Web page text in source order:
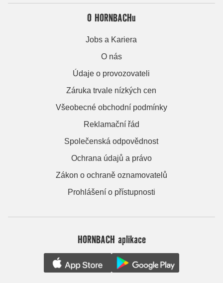
O HORNBACHu
Jobs a Kariera
O nás
Údaje o provozovateli
Záruka trvale nízkých cen
Všeobecné obchodní podmínky
Reklamační řád
Společenská odpovědnost
Ochrana údajů a právo
Zákon o ochraně oznamovatelů
Prohlášení o přístupnosti
HORNBACH aplikace